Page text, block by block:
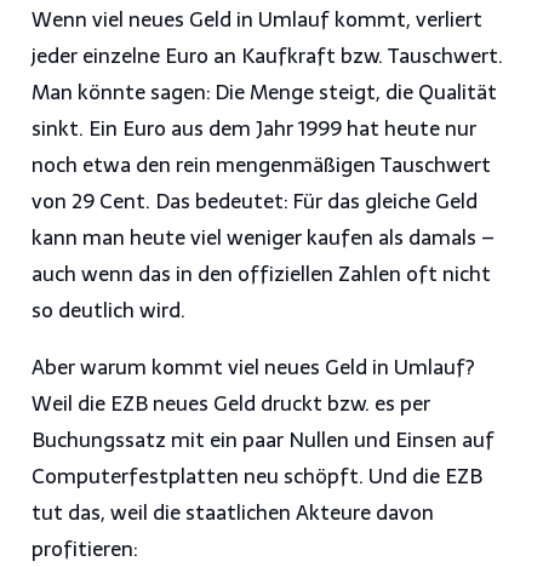
Wenn viel neues Geld in Umlauf kommt, verliert
jeder einzelne Euro an Kaufkraft bzw. Tauschwert.
Man könnte sagen: Die Menge steigt, die Qualität
sinkt. Ein Euro aus dem Jahr 1999 hat heute nur
noch etwa den rein mengenmäßigen Tauschwert
von 29 Cent. Das bedeutet: Für das gleiche Geld
kann man heute viel weniger kaufen als damals –
auch wenn das in den offiziellen Zahlen oft nicht
so deutlich wird.
Aber warum kommt viel neues Geld in Umlauf?
Weil die EZB neues Geld druckt bzw. es per
Buchungssatz mit ein paar Nullen und Einsen auf
Computerfestplatten neu schöpft. Und die EZB
tut das, weil die staatlichen Akteure davon
profitieren: